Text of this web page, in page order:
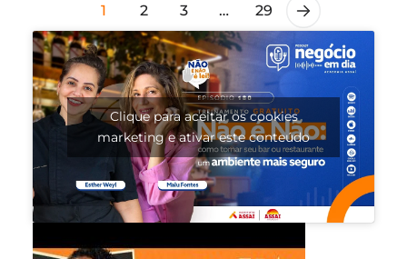
1 2 3 … 29
Clique para aceitar os cookies
marketing e ativar este conteúdo